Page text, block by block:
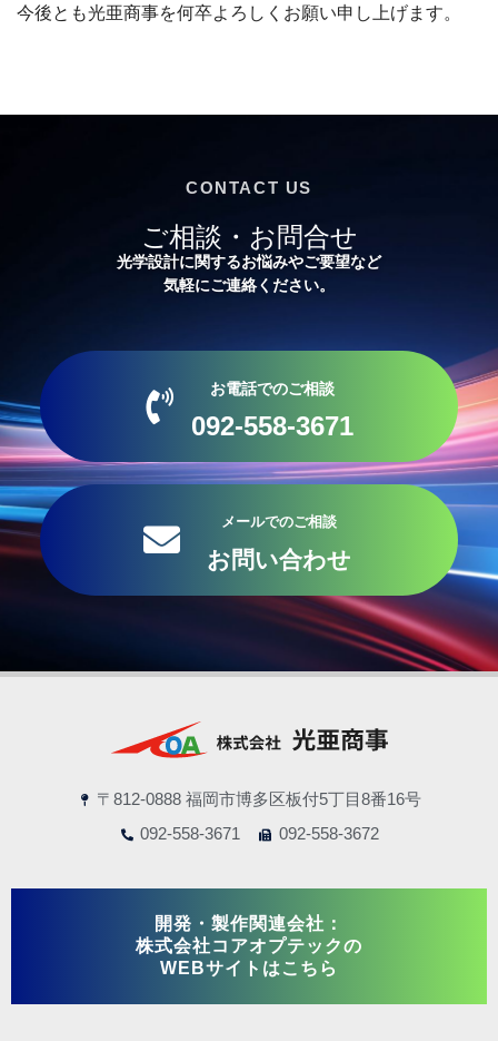
今後とも光亜商事を何卒よろしくお願い申し上げます。
CONTACT US
ご相談・お問合せ
光学設計に関するお悩みやご要望など
気軽にご連絡ください。
お電話でのご相談
092-558-3671
メールでのご相談
お問い合わせ
〒812-0888 福岡市博多区板付5丁目8番16号
092-558-3671
092-558-3672
開発・製作関連会社：
株式会社コアオプテックの
WEBサイトはこちら